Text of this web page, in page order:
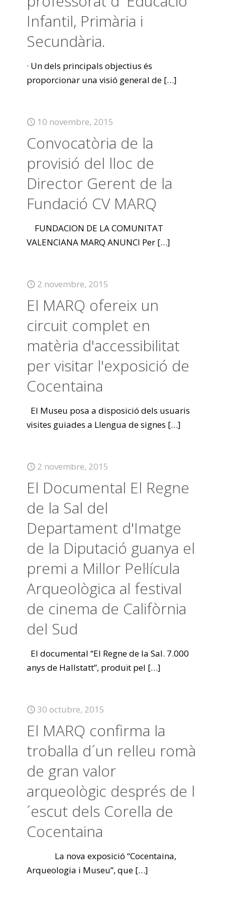
Infantil, Primària i
Secundària.
· Un dels principals objectius és
proporcionar una visió general de […]
10 novembre, 2015
Convocatòria de la
provisió del lloc de
Director Gerent de la
Fundació CV MARQ
FUNDACION DE LA COMUNITAT
VALENCIANA MARQ ANUNCI Per […]
2 novembre, 2015
El MARQ ofereix un
circuit complet en
matèria d'accessibilitat
per visitar l'exposició de
Cocentaina
El Museu posa a disposició dels usuaris
visites guiades a Llengua de signes […]
2 novembre, 2015
El Documental El Regne
de la Sal del
Departament d'Imatge
de la Diputació guanya el
premi a Millor Pel·lícula
Arqueològica al festival
de cinema de Califòrnia
del Sud
El documental “El Regne de la Sal. 7.000
anys de Hallstatt”, produït pel […]
30 octubre, 2015
El MARQ confirma la
troballa d´un relleu romà
de gran valor
arqueològic després de l
´escut dels Corella de
Cocentaina
La nova exposició “Cocentaina,
Arqueologia i Museu”, que […]